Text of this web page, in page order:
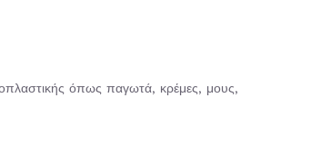
όπως παγωτά, κρέμες, μους,